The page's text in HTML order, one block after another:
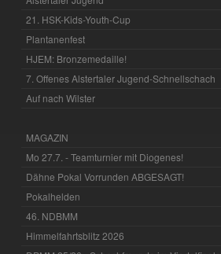
21. HSK-Kids-Youth-Cup
Plantanenfest
HJEM: Bronzemedaille!
7. Offenes Alstertaler Jugend-Schnellschach
Auf nach Wilster
MAGAZIN
Mo 27.7. - Teamturnier mit Diogenes!
Dähne Pokal Vorrunden ABGESAGT!
Pokalhelden
46. NDBMM
Himmelfahrtsblitz 2026